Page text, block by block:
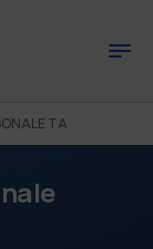
TA